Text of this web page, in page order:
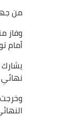
من
أمام تونس (1-
النهائي 4 مرات، بما في ذلك خسارتها النهائي سنة